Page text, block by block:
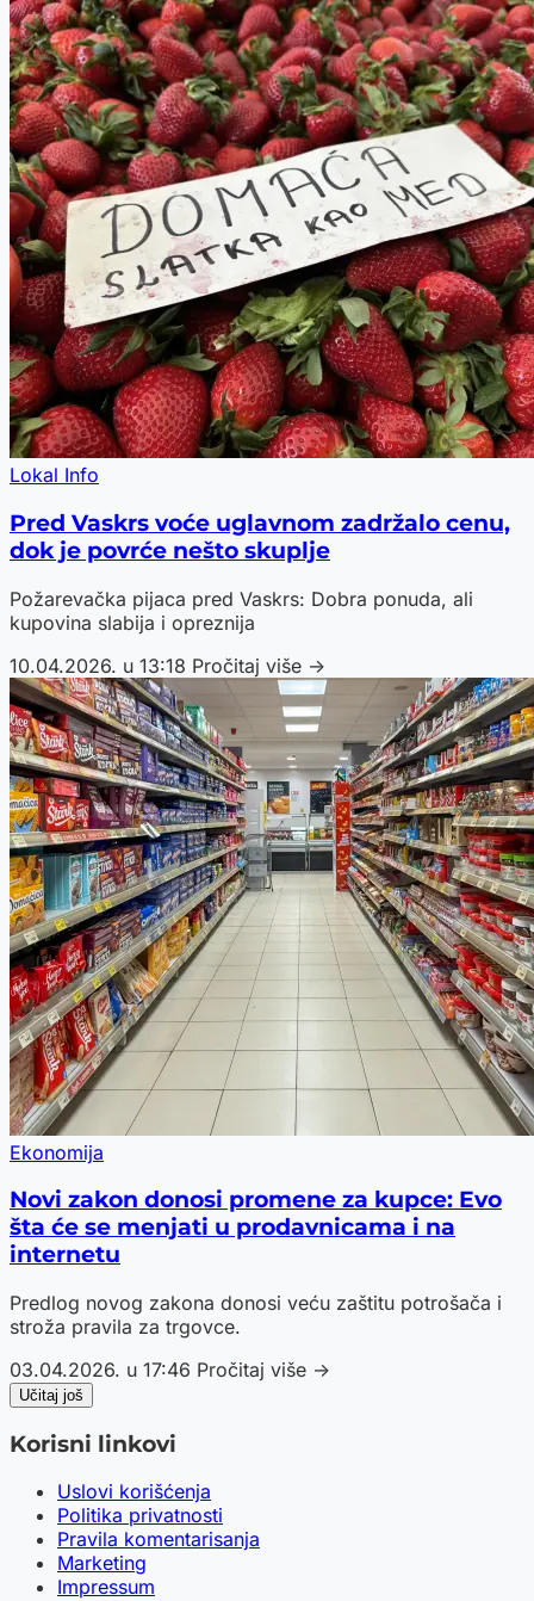
Lokal Info
Pred Vaskrs voće uglavnom zadržalo cenu,
dok je povrće nešto skuplje
Požarevačka pijaca pred Vaskrs: Dobra ponuda, ali
kupovina slabija i opreznija
10.04.2026. u 13:18 Pročitaj više →
Ekonomija
Novi zakon donosi promene za kupce: Evo
šta će se menjati u prodavnicama i na
internetu
Predlog novog zakona donosi veću zaštitu potrošača i
stroža pravila za trgovce.
03.04.2026. u 17:46 Pročitaj više →
Učitaj još
Korisni linkovi
Uslovi korišćenja
Politika privatnosti
Pravila komentarisanja
Marketing
Impressum